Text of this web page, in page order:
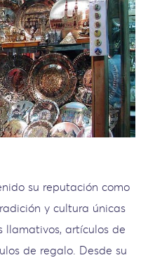
su reputación como
y cultura únicas
llamativos, artículos de
de regalo. Desde su